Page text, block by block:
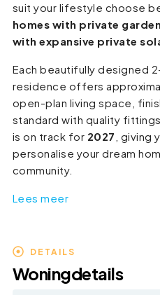
suit your lifestyle choose
homes with private garden
with expansive private
Each beautifully designed
residence offers
open-plan living space,
standard with quality
is on track for 2027 , giving
personalise your dream
community.
Lees meer
DETAILS
Woningdetails